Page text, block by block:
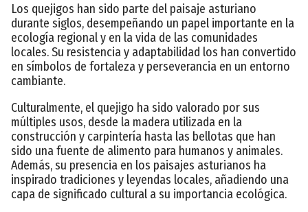
Los quejigos han sido parte del paisaje asturiano
durante siglos, desempeñando un papel importante en la
ecología regional y en la vida de las comunidades
locales. Su resistencia y adaptabilidad los han convertido
en símbolos de fortaleza y perseverancia en un entorno
cambiante.
Culturalmente, el quejigo ha sido valorado por sus
múltiples usos, desde la madera utilizada en la
construcción y carpintería hasta las bellotas que han
sido una fuente de alimento para humanos y animales.
Además, su presencia en los paisajes asturianos ha
inspirado tradiciones y leyendas locales, añadiendo una
capa de significado cultural a su importancia ecológica.